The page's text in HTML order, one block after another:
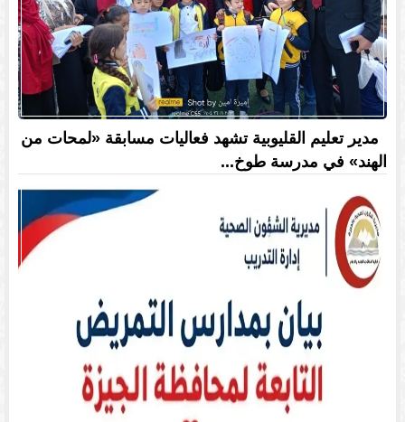
مدير تعليم القليوبية تشهد فعاليات مسابقة «لمحات من
الهند» في مدرسة طوخ...